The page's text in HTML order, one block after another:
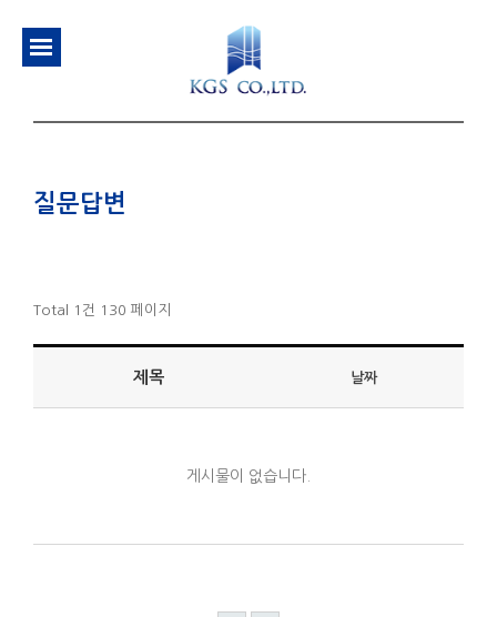
질문답변
Total 1건 130 페이지
제목 날짜
게시물이 없습니다.